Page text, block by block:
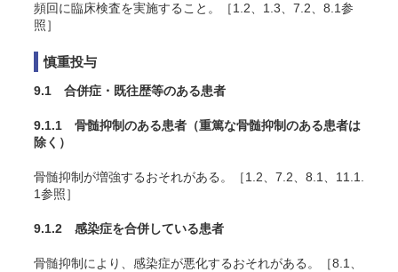
頻回に臨床検査を実施すること。［1.2、1.3、7.2、8.1参
照］
慎重投与
9.1 合併症・既往歴等のある患者
9.1.1 骨髄抑制のある患者（重篤な骨髄抑制のある患者は
除く）
骨髄抑制が増強するおそれがある。［1.2、7.2、8.1、11.1.
1参照］
9.1.2 感染症を合併している患者
骨髄抑制により、感染症が悪化するおそれがある。［8.1、